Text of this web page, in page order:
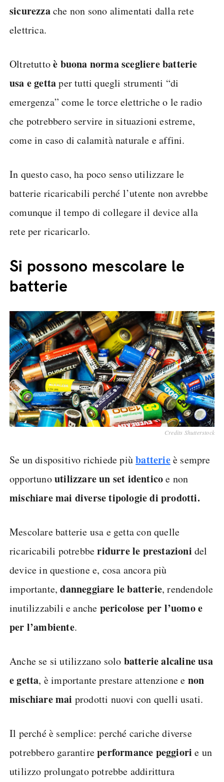
sicurezzache non sono alimentati dalla rete
elettrica.
Oltretuttoè buona norma scegliere batterie
usa e gettaper tutti quegli strumenti “di
emergenza” come le torce elettriche o le radio
che potrebbero servire in situazioni estreme,
come in caso di calamità naturale e affini.
In questo caso, ha poco senso utilizzare le
batterie ricaricabili perché l’utente non avrebbe
comunque il tempo di collegare il device alla
rete per ricaricarlo.
Si possono mescolare le
batterie
Credits Shutterstock
Se un dispositivo richiede piùbatterieè sempre
opportunoutilizzare un set identicoe non
mischiare mai diverse tipologie di prodotti.
Mescolare batterie usa e getta con quelle
ricaricabili potrebberidurre le prestazioni del
device in questione e, cosa ancora più
importante,danneggiare le batterie, rendendole
inutilizzabili e anche pericolose per l’uomo e
per l’ambiente.
Anche se si utilizzano solo batterie alcaline usa
e getta, è importante prestare attenzione e non
mischiare mai prodotti nuovi con quelli usati.
Il perché è semplice: perché cariche diverse
potrebbero garantireperformance peggiori e un
utilizzo prolungato potrebbe addirittura